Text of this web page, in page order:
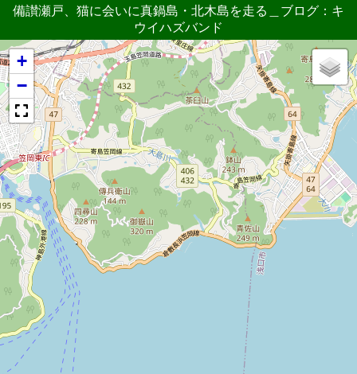
備讃瀬戸、猫に会いに真鍋島・北木島を走る＿ブログ：キ
ウイハズバンド
+
−